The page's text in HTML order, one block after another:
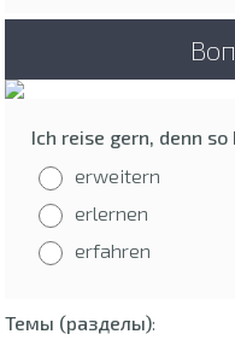
Ich reise gern, denn
erweitern
erlernen
erfahren
Темы (разделы):